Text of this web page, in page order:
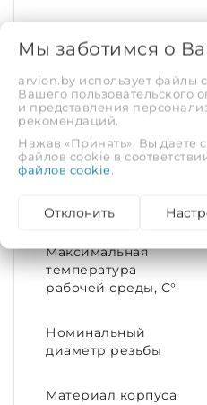
Покрытие
Тип соединения
Материал
размер
Максимальная
температура
рабочей среды, С°
Номинальный
диаметр резьбы
Материал корпуса
Мы заботимся о
arvion.by использует файлы
Вашего пользовательского
и представления
рекомендаций.
Нажав «Принять», Вы даете
файлов cookie в
файлов cookie.
Отклонить